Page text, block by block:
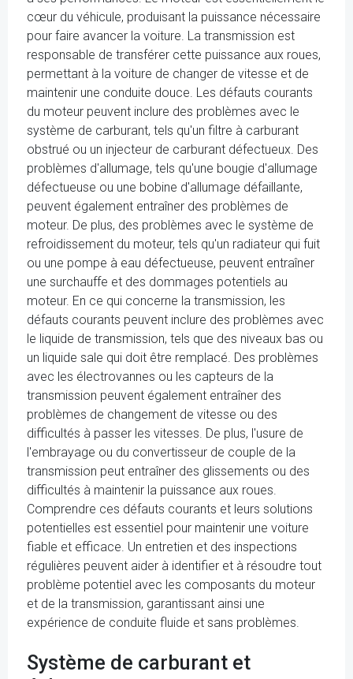
cœur du véhicule, produisant la puissance nécessaire
pour faire avancer la voiture. La transmission est
responsable de transférer cette puissance aux roues,
permettant à la voiture de changer de vitesse et de
maintenir une conduite douce. Les défauts courants
du moteur peuvent inclure des problèmes avec le
système de carburant, tels qu'un filtre à carburant
obstrué ou un injecteur de carburant défectueux. Des
problèmes d'allumage, tels qu'une bougie d'allumage
défectueuse ou une bobine d'allumage défaillante,
peuvent également entraîner des problèmes de
moteur. De plus, des problèmes avec le système de
refroidissement du moteur, tels qu'un radiateur qui fuit
ou une pompe à eau défectueuse, peuvent entraîner
une surchauffe et des dommages potentiels au
moteur. En ce qui concerne la transmission, les
défauts courants peuvent inclure des problèmes avec
le liquide de transmission, tels que des niveaux bas ou
un liquide sale qui doit être remplacé. Des problèmes
avec les électrovannes ou les capteurs de la
transmission peuvent également entraîner des
problèmes de changement de vitesse ou des
difficultés à passer les vitesses. De plus, l'usure de
l'embrayage ou du convertisseur de couple de la
transmission peut entraîner des glissements ou des
difficultés à maintenir la puissance aux roues.
Comprendre ces défauts courants et leurs solutions
potentielles est essentiel pour maintenir une voiture
fiable et efficace. Un entretien et des inspections
régulières peuvent aider à identifier et à résoudre tout
problème potentiel avec les composants du moteur
et de la transmission, garantissant ainsi une
expérience de conduite fluide et sans problèmes.
Système de carburant et